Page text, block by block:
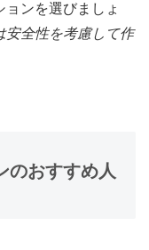
ンを選びましょ
安全性を考慮して作
のおすすめ人